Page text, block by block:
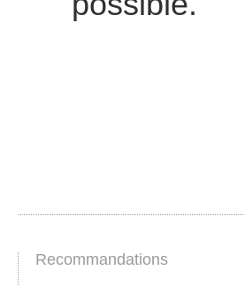
Recommandations